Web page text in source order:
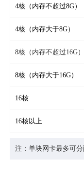
4核（内存不超过8G）
4核（内存大于8G）
8核（内存不超过16G）
8核（内存大于16G）
16核
16核以上
注：单块网卡最多可分